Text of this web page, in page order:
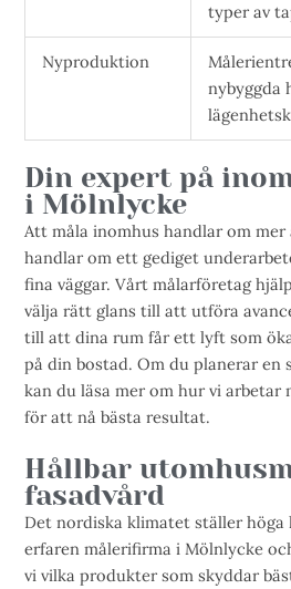
typer av
Nyproduktion
nybyggda
Din expert på
i Mölnlycke
Att måla inomhus handlar om mer
handlar om ett gediget
fina väggar. Vårt målarföretag
välja rätt glans till att utföra
till att dina rum får ett lyft som
på din bostad. Om du planerar
kan du läsa mer om hur vi arbetar
för att nå bästa resultat.
Hållbar
fasadvård
Det nordiska klimatet ställer höga
erfaren målerifirma i Mölnlycke
vi vilka produkter som skyddar